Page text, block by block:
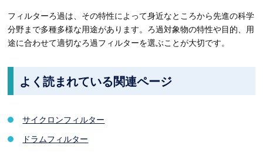
フィルターろ過は、その特性によって身近なところから先進の科学
分野まで多種多様な用途があります。ろ過対象物の特性や目的、用
途に合わせて適切なろ過フィルターを選ぶことが大切です。
よく読まれている関連ページ
サイクロンフィルター
ドラムフィルター